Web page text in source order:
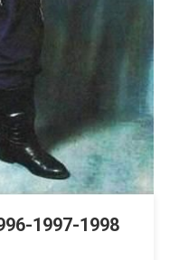
1997-1998